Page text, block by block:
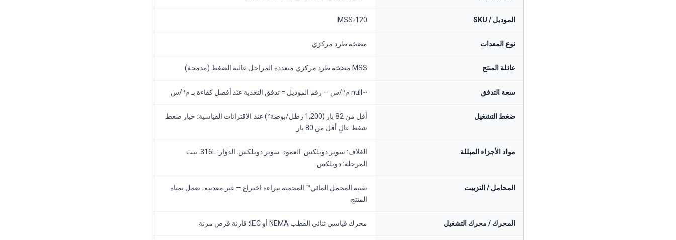
الموديل / SKU MSS-120
نوع المعدات مضخة طرد مركزي
عائلة المنتج MSS مضخة طرد مركزي متعددة المراحل عالية الضغط (مدمجة)
سعة التدفق ~null م³/س — رقم الموديل = تدفق التغذية عند أفضل كفاءة بـ م³/س
ضغط التشغيل
أقل من 82 بار (1,200 رطل/بوصة²) عند الاقترانات القياسية؛ خيار ضغط
شفط عالٍ أقل من 80 بار
مواد الأجزاء المبللة
الغلاف: سوبر دوبلكس. العمود: سوبر دوبلكس. الدوّار: 316L. بيت
المرحلة: دوبلكس.
المحامل / التزييت
تقنية المحمل المائي™ المحمية ببراءة اختراع — غير معدنية، تعمل بمياه
المنتج
المحرك / محرك التشغيل محرك قياسي ثنائي القطب NEMA أو IEC؛ قارنة قرص مرنة